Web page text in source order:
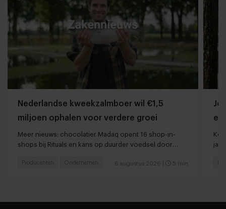
Nederlandse kweekzalmboer wil €1,5
miljoen ophalen voor verdere groei
Meer nieuws: chocolatier Madaq opent 16 shop-in-
shops bij Rituals en kans op duurder voedsel door
6 augustus 2026 5 min
Producenten Ondernemen